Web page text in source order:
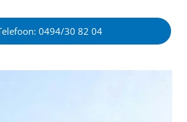
0494/30 82 04